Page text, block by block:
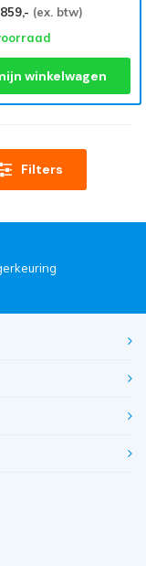
(ex. btw)
winkelwagen
Filters